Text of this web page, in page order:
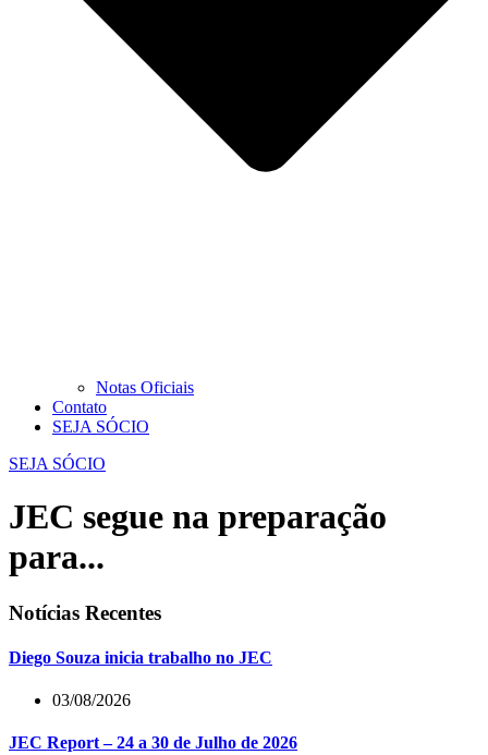
Notas Oficiais
Contato
SEJA SÓCIO
SEJA SÓCIO
JEC segue na preparação
para...
Notícias Recentes
Diego Souza inicia trabalho no JEC
03/08/2026
JEC Report – 24 a 30 de Julho de 2026